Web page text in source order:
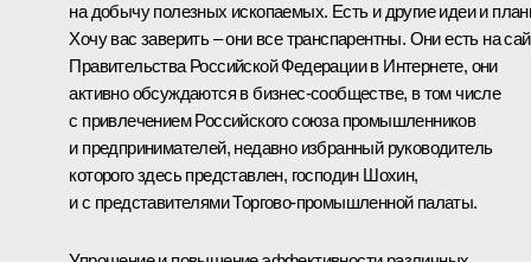
на добычу полезных ископаемых. Есть и другие идеи и
Хочу вас заверить – они все транспарентны. Они есть на
Правительства Российской Федерации в Интернете, они
активно обсуждаются в бизнес-сообществе, в том числе
с привлечением Российского союза промышленников
и предпринимателей, недавно избранный руководитель
которого здесь представлен, господин Шохин,
и с представителями Торгово-промышленной палаты.